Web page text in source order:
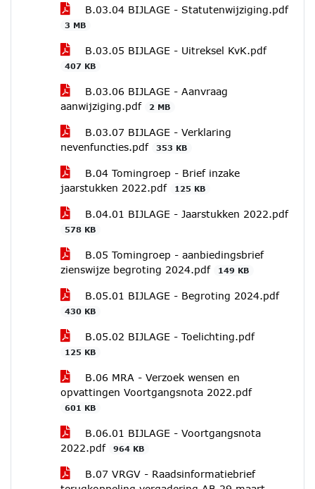
B.03.04 BIJLAGE - Statutenwijziging.pdf
3 MB
B.03.05 BIJLAGE - Uitreksel KvK.pdf
407 KB
B.03.06 BIJLAGE - Aanvraag
aanwijziging.pdf
2 MB
B.03.07 BIJLAGE - Verklaring
nevenfuncties.pdf
353 KB
B.04 Tomingroep - Brief inzake
jaarstukken 2022.pdf
125 KB
B.04.01 BIJLAGE - Jaarstukken 2022.pdf
578 KB
B.05 Tomingroep - aanbiedingsbrief
zienswijze begroting 2024.pdf
149 KB
B.05.01 BIJLAGE - Begroting 2024.pdf
430 KB
B.05.02 BIJLAGE - Toelichting.pdf
125 KB
B.06 MRA - Verzoek wensen en
opvattingen Voortgangsnota 2022.pdf
601 KB
B.06.01 BIJLAGE - Voortgangsnota
2022.pdf
964 KB
B.07 VRGV - Raadsinformatiebrief